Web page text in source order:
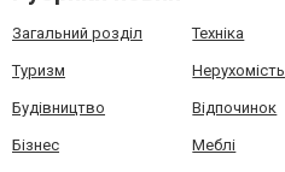
Загальний розділ Техніка
Туризм Нерухомість
Будівництво Відпочинок
Бізнес Меблі